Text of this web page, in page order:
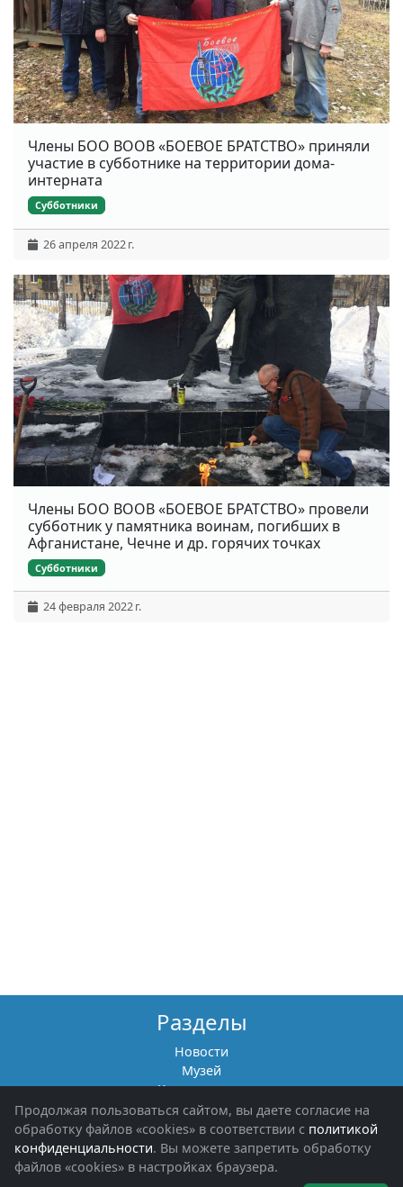
Члены БОО ВООВ «БОЕВОЕ БРАТСТВО» приняли
участие в субботнике на территории дома-
интерната
Субботники
26 апреля 2022 г.
Члены БОО ВООВ «БОЕВОЕ БРАТСТВО» провели
субботник у памятника воинам, погибших в
Афганистане, Чечне и др. горячих точках
Субботники
24 февраля 2022 г.
Разделы
Новости
Музей
Книги памяти
Фотоальбомы
Обращения граждан
Помощь участникам СВО и их семьям
Продолжая пользоваться сайтом, вы даете согласие на
обработку файлов «cookies» в соответствии с политикой
конфиденциальности. Вы можете запретить обработку
файлов «cookies» в настройках браузера.